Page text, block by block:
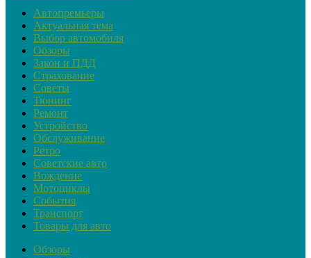
Автопремьеры
Актуальная тема
Выбор автомобиля
Обзоры
Закон и ПДД
Страхование
Советы
Тюнинг
Ремонт
Устройство
Обслуживание
Ретро
Советские авто
Вождение
Мотоциклы
События
Транспорт
Товары для авто
Обзоры